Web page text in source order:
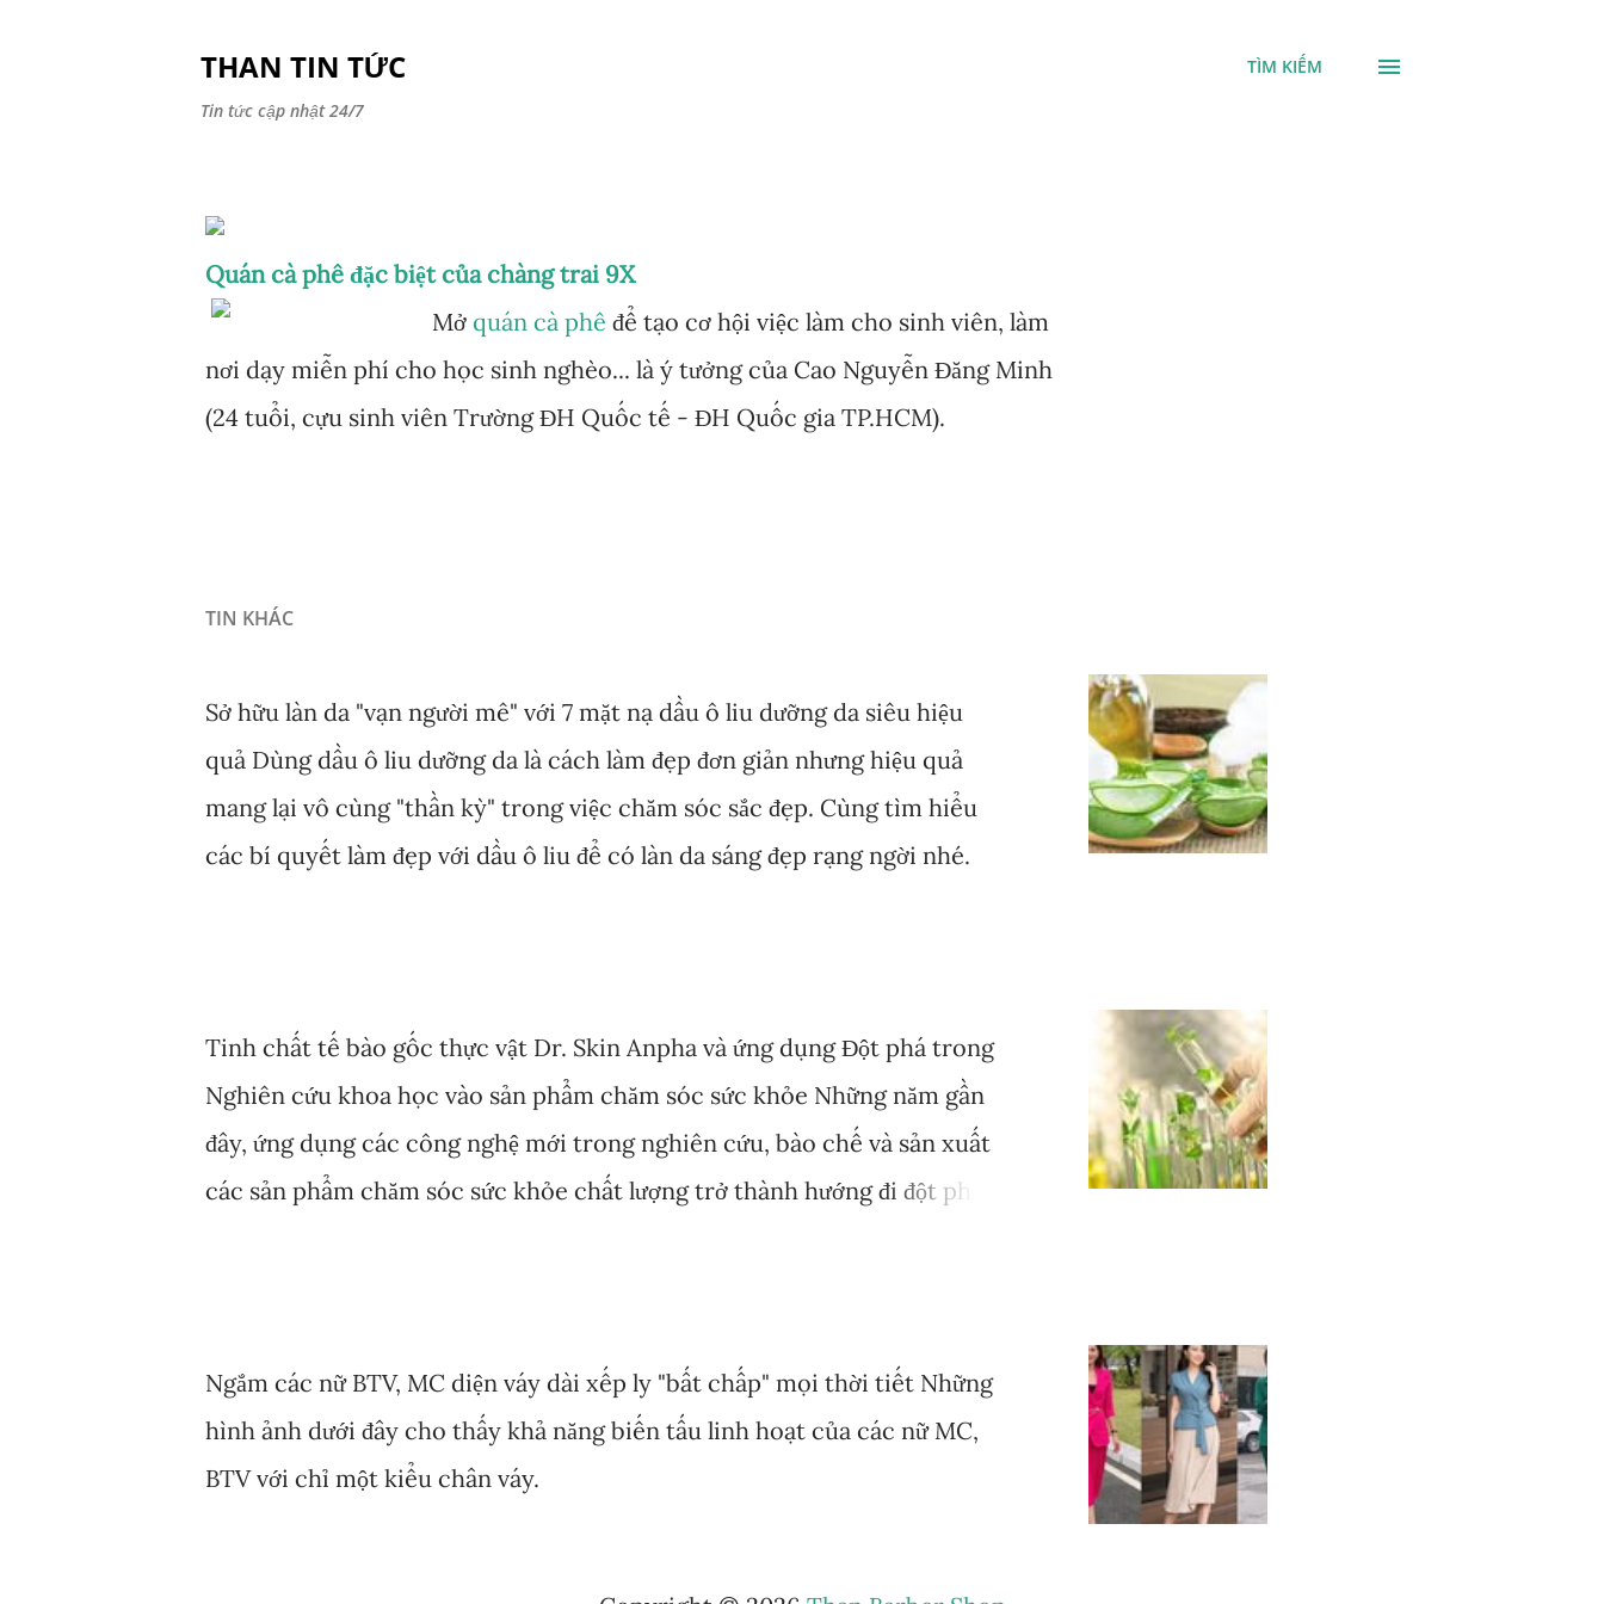
THAN TIN TỨC
Tin tức cập nhật 24/7
TÌM KIẾM
Quán cà phê đặc biệt của chàng trai 9X
Mở quán cà phê để tạo cơ hội việc làm cho sinh viên, làm
nơi dạy miễn phí cho học sinh nghèo... là ý tưởng của Cao Nguyễn Đăng Minh
(24 tuổi, cựu sinh viên Trường ĐH Quốc tế - ĐH Quốc gia TP.HCM).
TIN KHÁC
Sở hữu làn da "vạn người mê" với 7 mặt nạ dầu ô liu dưỡng da siêu hiệu
quả Dùng dầu ô liu dưỡng da là cách làm đẹp đơn giản nhưng hiệu quả
mang lại vô cùng "thần kỳ" trong việc chăm sóc sắc đẹp. Cùng tìm hiểu
các bí quyết làm đẹp với dầu ô liu để có làn da sáng đẹp rạng ngời nhé.
Tinh chất tế bào gốc thực vật Dr. Skin Anpha và ứng dụng Đột phá trong
Nghiên cứu khoa học vào sản phẩm chăm sóc sức khỏe Những năm gần
đây, ứng dụng các công nghệ mới trong nghiên cứu, bào chế và sản xuất
các sản phẩm chăm sóc sức khỏe chất lượng trở thành hướng đi đột phá
nhiều các nghiên cứu khoa học trong việc sản xuất, phát triển các sản
phẩm chăm sóc sức khỏe và đem lại nhiều thành tựu giá trị, đặc biệt là
công nghệ tế bào gốc.
Ngắm các nữ BTV, MC diện váy dài xếp ly "bất chấp" mọi thời tiết Những
hình ảnh dưới đây cho thấy khả năng biến tấu linh hoạt của các nữ MC,
BTV với chỉ một kiểu chân váy.